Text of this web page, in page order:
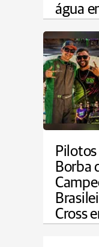
água
Borba
Cross